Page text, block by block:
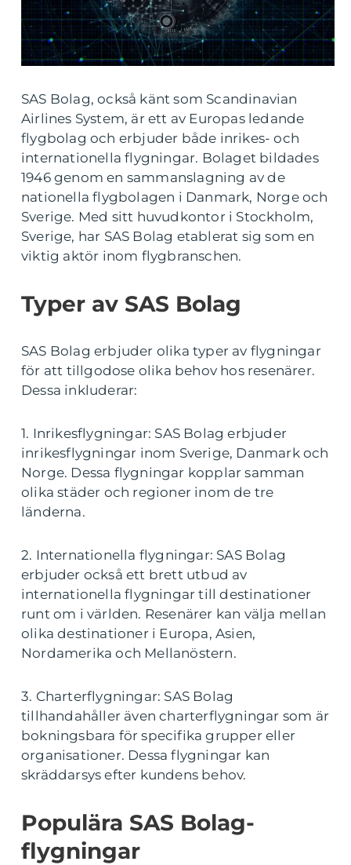
SAS Bolag, också känt som Scandinavian
Airlines System, är ett av Europas ledande
flygbolag och erbjuder både inrikes- och
internationella flygningar. Bolaget bildades
1946 genom en sammanslagning av de
nationella flygbolagen i Danmark, Norge och
Sverige. Med sitt huvudkontor i Stockholm,
Sverige, har SAS Bolag etablerat sig som en
viktig aktör inom flygbranschen.
Typer av SAS Bolag
SAS Bolag erbjuder olika typer av flygningar
för att tillgodose olika behov hos resenärer.
Dessa inkluderar:
1. Inrikesflygningar: SAS Bolag erbjuder
inrikesflygningar inom Sverige, Danmark och
Norge. Dessa flygningar kopplar samman
olika städer och regioner inom de tre
länderna.
2. Internationella flygningar: SAS Bolag
erbjuder också ett brett utbud av
internationella flygningar till destinationer
runt om i världen. Resenärer kan välja mellan
olika destinationer i Europa, Asien,
Nordamerika och Mellanöstern.
3. Charterflygningar: SAS Bolag
tillhandahåller även charterflygningar som är
bokningsbara för specifika grupper eller
organisationer. Dessa flygningar kan
skräddarsys efter kundens behov.
Populära SAS Bolag-
flygningar